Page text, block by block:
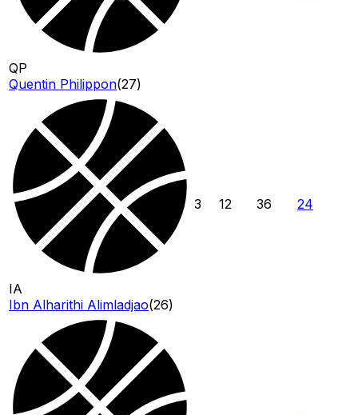
QP
Quentin Philippon(27)
IA
Ibn Alharithi Alimladjao(26)
3 12 36 24